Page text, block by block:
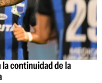
continuidad de la